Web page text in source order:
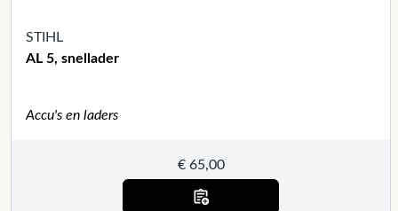
STIHL
AL 5, snellader
Accu's en laders
€65,00